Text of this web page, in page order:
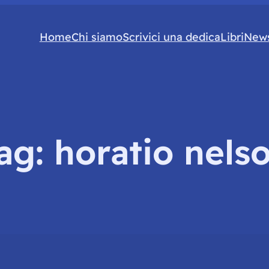
HomeChi siamoScrivici una dedicaLibri
horatio